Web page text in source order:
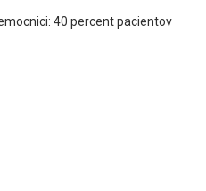
40 percent pacientov